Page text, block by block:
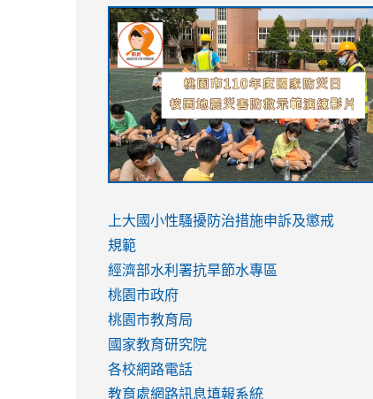
link
to
https://sites.google.com/stes.tyc.edu.tw/
link
to
https://drive.google.com/file/d/
usp=sharing
link
to
https://youtu.be/jJOMVWY3-
8M
link
to
https://drive.google.com/file/d/
usp=sharing
to
https://www.youtube.com/watch?
v=hC_gdZndU9s
to
https://www.youtube.com/watch?
v=hC_gdZndU9s
link
to
https://www.youtube.com/watch?
v=mfpNykQ0g4M
上大國小性騷擾防治措施申訴及懲戒
規範
經濟部水利署抗旱節水專區
桃園市政府
桃園市教育局
國家教育研究院
各校網路電話
教育處網路訊息填報系統